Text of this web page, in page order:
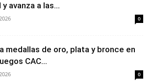
avanza a las...
0
medallas de oro, plata y bronce en
CAC...
0